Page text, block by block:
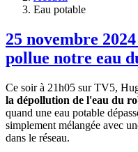
Eau potable
25 novembre
pollue notre eau
Ce soir à 21h05 sur TV5,
la dépollution de l'eau du
quand une eau potable
simplement mélangée avec
dans le réseau.